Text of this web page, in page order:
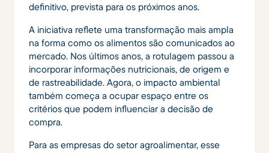
definitivo, prevista para os próximos anos.
A iniciativa reflete uma transformação mais ampla
na forma como os alimentos são comunicados ao
mercado. Nos últimos anos, a rotulagem passou a
incorporar informações nutricionais, de origem e
de rastreabilidade. Agora, o impacto ambiental
também começa a ocupar espaço entre os
critérios que podem influenciar a decisão de
compra.
Para as empresas do setor agroalimentar, esse